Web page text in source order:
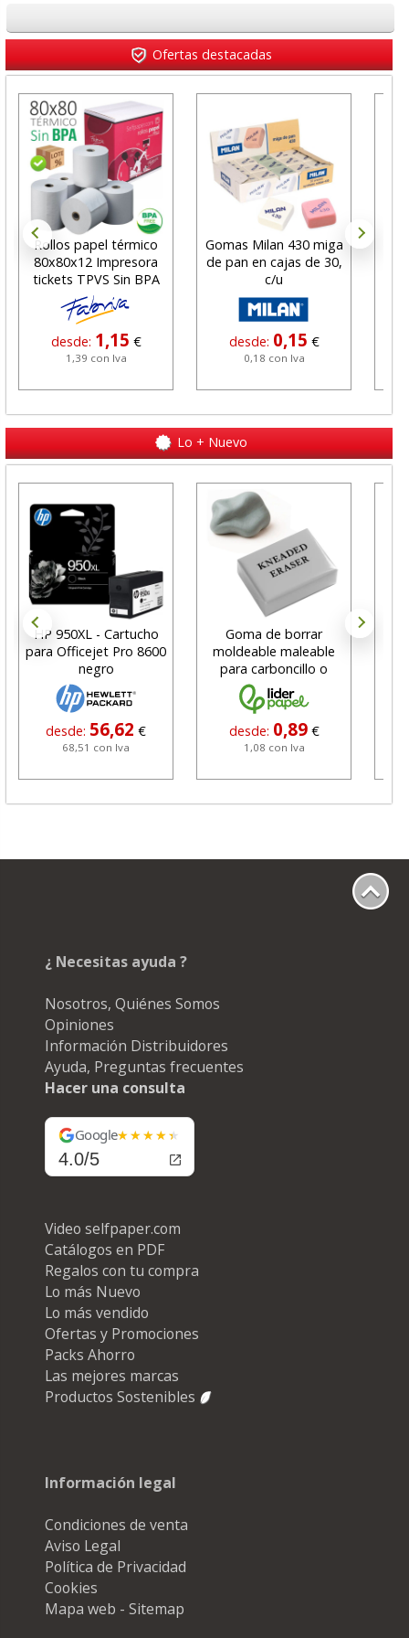
Ofertas destacadas
Rollos papel térmico
80x80x12 Impresora
tickets TPVS Sin BPA
desde: 1,15 €
1,39 con Iva
Gomas Milan 430 miga
de pan en cajas de 30,
c/u
desde: 0,15 €
0,18 con Iva
Lo + Nuevo
HP 950XL - Cartucho
para Officejet Pro 8600
negro
desde: 56,62 €
68,51 con Iva
Goma de borrar
moldeable maleable
para carboncillo o
grafito
desde: 0,89 €
1,08 con Iva
¿ Necesitas ayuda ?
Nosotros, Quiénes Somos
Opiniones
Información Distribuidores
Ayuda, Preguntas frecuentes
Hacer una consulta
Google
4.0/5
Video selfpaper.com
Catálogos en PDF
Regalos con tu compra
Lo más Nuevo
Lo más vendido
Ofertas y Promociones
Packs Ahorro
Las mejores marcas
Productos Sostenibles
Información legal
Condiciones de venta
Aviso Legal
Política de Privacidad
Cookies
Mapa web - Sitemap